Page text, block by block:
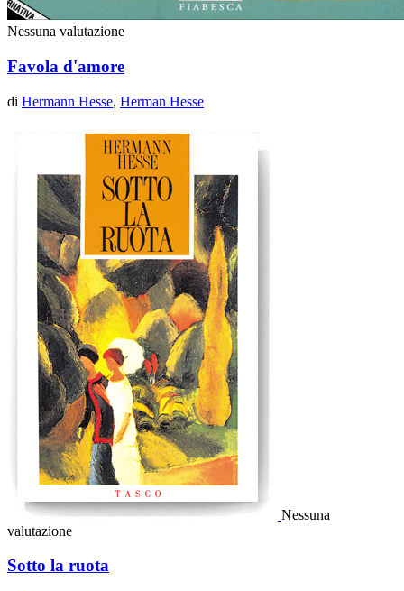
Nessuna valutazione
Favola d'amore
di Hermann Hesse, Herman Hesse
Nessuna
valutazione
Sotto la ruota